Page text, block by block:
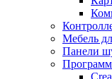
Мебель
Панели